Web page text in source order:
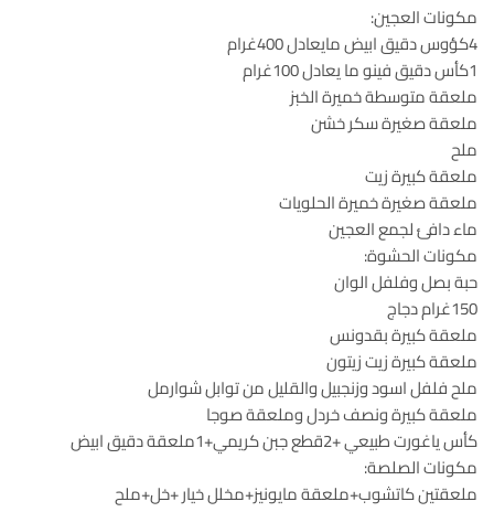
مكونات العجين:
4كؤوس دقيق ابيض مايعادل 400غرام
1كأس دقيق فينو ما يعادل 100غرام
ملعقة متوسطة خميرة الخبز
ملعقة صغيرة سكر خشن
ملح
ملعقة كبيرة زيت
ملعقة صغيرة خميرة الحلويات
ماء دافئ لجمع العجين
مكونات الحشوة:
حبة بصل وفلفل الوان
150غرام دجاج
ملعقة كبيرة بقدونس
ملعقة كبيرة زيت زيتون
ملح فلفل اسود وزنجبيل والقليل من توابل شوارمل
ملعقة كبيرة ونصف خردل وملعقة صوجا
كأس ياغورت طبيعي +2قطع جبن كريمي+1ملعقة دقيق ابيض
مكونات الصلصة:
ملعقتين كاتشوب+ملعقة مايونيز+مخلل خيار +خل+ملح